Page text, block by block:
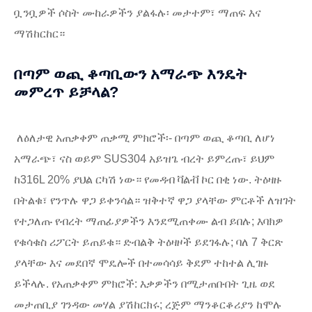
ቧንቧዎች ሶስት ሙከራዎችን ያልፋሉ፡ መታተም፣ ማጠፍ እና
ማሽከርከር።
በጣም ወጪ ቆጣቢውን አማራጭ እንዴት
መምረጥ ይቻላል?
ለዕለታዊ አጠቃቀም ጠቃሚ ምክሮች፡- በጣም ወጪ ቆጣቢ ለሆነ
አማራጭ፣ ናስ ወይም SUS304 አይዝጌ ብረት ይምረጡ፣ ይህም
ከ316L 20% ያህል ርካሽ ነው። የመዳብ ቫልቭ ኮር በቂ ነው. ትዕዛዙ
በትልቁ፣ የንጥሉ ዋጋ ይቀንሳል። ዝቅተኛ ዋጋ ያላቸው ምርቶች ለዝገት
የተጋለጡ የብረት ማጠፊያዎችን እንደሚጠቀሙ ልብ ይበሉ; እባክዎ
የቁሳቁስ ሪፖርት ይጠይቁ። ድብልቅ ትዕዛዞች ይደገፋሉ; ባለ 7 ቅርጽ
ያላቸው እና መደበኛ ሞዴሎች በተመሳሳይ ቅደም ተከተል ሊገዙ
ይችላሉ. የአጠቃቀም ምክሮች: እቃዎችን በሚታጠቡበት ጊዜ ወደ
መታጠቢያ ገንዳው መሃል ያሽከርክሩ; ረጅም ማንቆርቆሪያን ከሞሉ